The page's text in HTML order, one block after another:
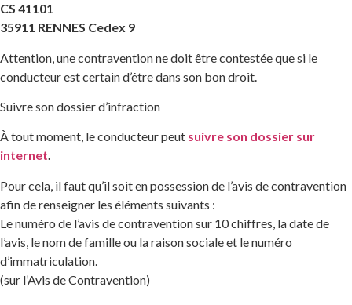
CS 41101
35911 RENNES Cedex 9
Attention, une contravention ne doit être contestée que si le
conducteur est certain d’être dans son bon droit.
Suivre son dossier d’infraction
À tout moment, le conducteur peut suivre son dossier sur
internet.
Pour cela, il faut qu’il soit en possession de l’avis de contravention
afin de renseigner les éléments suivants :
Le numéro de l’avis de contravention sur 10 chiffres, la date de
l’avis, le nom de famille ou la raison sociale et le numéro
d’immatriculation.
(sur l’Avis de Contravention)